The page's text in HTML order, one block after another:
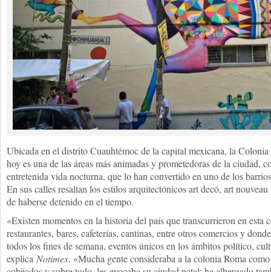
Ubicada en el distrito Cuauhtémoc de la capital mexicana, la
hoy es una de las áreas más animadas y prometedoras de la ciudad,
entretenida vida nocturna, que lo han convertido en uno de los
En sus calles resaltan los estilos arquitectónicos art decó, art
de haberse detenido en el tiempo.
«Existen momentos en la historia del país que transcurrieron en esta
restaurantes, bares, cafeterías, cantinas, entre otros comercios y
todos los fines de semana, eventos únicos en los ámbitos político,
explica Notimex. «Mucha gente consideraba a la colonia Roma